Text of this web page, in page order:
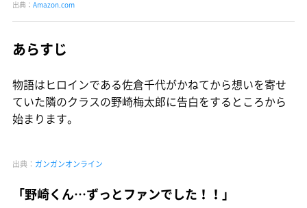
出典： Amazon.com
あらすじ
物語はヒロインである佐倉千代がかねてから想いを寄せ
ていた隣のクラスの野崎梅太郎に告白をするところから
始まります。
出典： ガンガンオンライン
「野崎くん…ずっとファンでした！！」